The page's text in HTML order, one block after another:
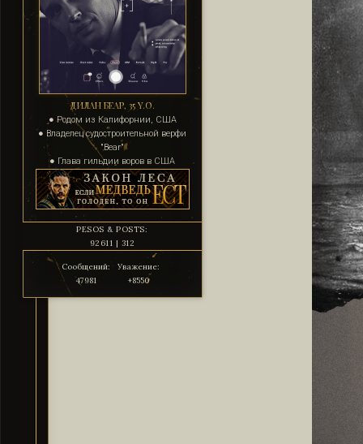
ДИЛАН БЕАР, 35 Y.O.
● Родом из Калифорнии, США
● Владелец судостроительной верфи
"Bear"
● Глава гильдии воров в США
PESOS & POSTS:
92611 | 312
Сообщений:
47981
Уважение:
+8550